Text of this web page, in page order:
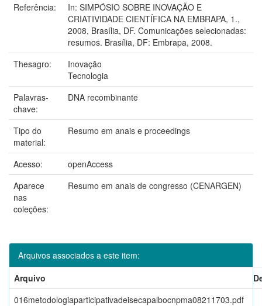
Referência:
In: SIMPÓSIO SOBRE INOVAÇÃO E
CRIATIVIDADE CIENTÍFICA NA EMBRAPA, 1.,
2008, Brasília, DF. Comunicações selecionadas:
resumos. Brasília, DF: Embrapa, 2008.
Thesagro:
Inovação
Tecnologia
Palavras-
chave:
DNA recombinante
Tipo do
material:
Resumo em anais e proceedings
Acesso:
openAccess
Aparece
nas
coleções:
Resumo em anais de congresso (CENARGEN)
Arquivos associados a este item:
Arquivo
016metodologiaparticipativadeisecapalbocnpma08211703.pdf